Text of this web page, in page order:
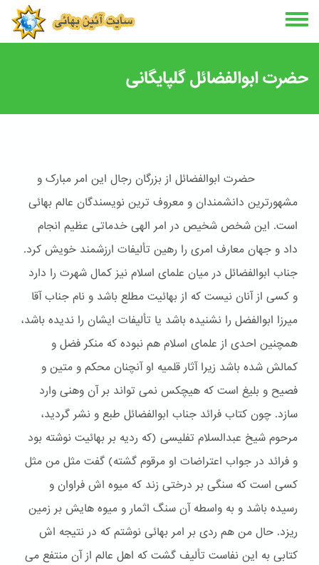
Skip
main
حضرت ابوالفضائل گلپایگانی
حضرت ابوالفضائل از بزرگان رجال این امر مبارک و
مشهورترین دانشمندان و معروف ترین نویسندگان عالم بهائی
است. این شخص شخیص در امر الهی خدماتی عظیم انجام
داد و جهان معارف امری را رهین تألیفات ارزشمند خویش کرد.
جناب ابوالفضائل در میان علمای اسلام نیز کمال شهرت را دارد
و کسی از آنان نیست که از بهائیت مطلع باشد و نام جناب آقا
میرزا ابوالفضل را نشنیده باشد یا تألیفات ایشان را ندیده باشد،
همچنین احدی از علمای اسلام هم نبوده که منکر فضل و
کمالش شده باشد زیرا آثار قلمیه او آنچنان محکم و متین و
فصیح و بلیغ است که هیچکس نمی تواند بر آن وهنی وارد
سازد. چون کتاب فرائد جناب ابوالفضائل طبع و نشر گردید،
مرحوم شیخ عبدالسلام تفلیسی (که ردیه بر بهائیت نوشته بود
و فرائد در جواب اعتراضات او مرقوم گشته) گفت مثل من مثل
کسی است که سنگی بر درختی زند که میوه اش فراوان و
رسیده باشد و به واسطه آن سنگ اثمار و میوه هایش بر زمین
ریزد. حال من هم ردی بر امر بهائی نوشتم که در نتیجه اش
کتابی به این نفاست تألیف گشت که اهل عالم از آن منتفع می